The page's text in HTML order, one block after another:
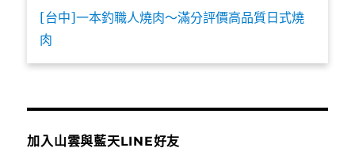
[台中]一本釣職人燒肉～滿分評價高品質日式燒
肉
加入山雲與藍天LINE好友